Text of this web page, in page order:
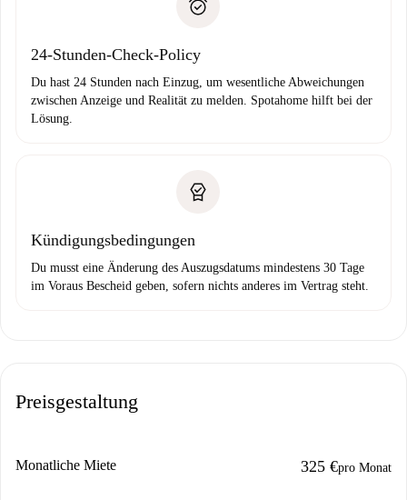
24-Stunden-Check-Policy
Du hast 24 Stunden nach Einzug, um wesentliche Abweichungen
zwischen Anzeige und Realität zu melden. Spotahome hilft bei der
Lösung.
Kündigungsbedingungen
Du musst eine Änderung des Auszugsdatums mindestens 30 Tage
im Voraus Bescheid geben, sofern nichts anderes im Vertrag steht.
Preisgestaltung
Monatliche Miete 325 €pro Monat